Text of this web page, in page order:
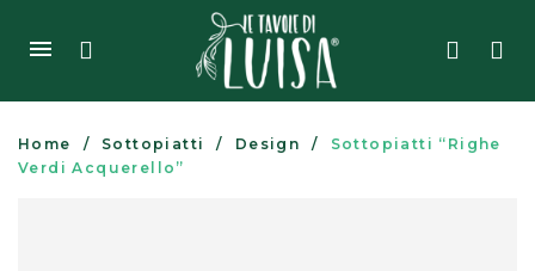
Home Sottopiatti Design
Sottopiatti “Righe
Verdi Acquerello”